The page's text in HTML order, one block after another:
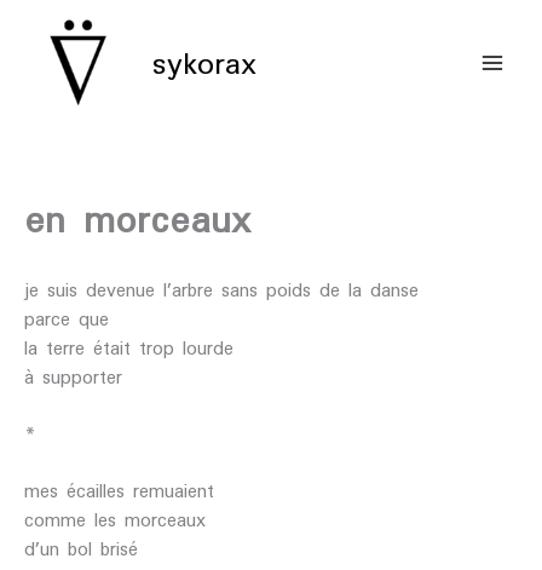
contenu sykorax
en morceaux
je suis devenue l’arbre sans poids de la danse
parce que
la terre était trop lourde
à supporter
*
mes écailles remuaient
comme les morceaux
d’un bol brisé